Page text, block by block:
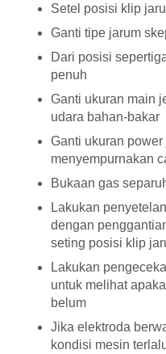
Setel posisi klip
Ganti tipe jarum
Dari posisi
penuh
Ganti ukuran main
udara bahan-bakar
Ganti ukuran
menyempurnakan
Bukaan gas
Lakukan
dengan
seting posisi klip
Lakukan
untuk melihat
belum
Jika elektroda
kondisi mesin